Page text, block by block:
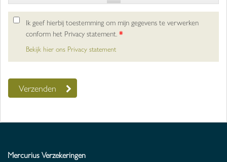
Ik geef hierbij toestemming om mijn gegevens te verwerken
conform het Privacy statement.*
Bekijk hier ons Privacy statement
Mercurius Verzekeringen